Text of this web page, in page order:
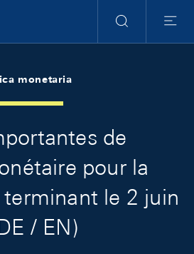
Ricerca
Menu
monetaria
de
pour la
le 2 juin
/ EN)